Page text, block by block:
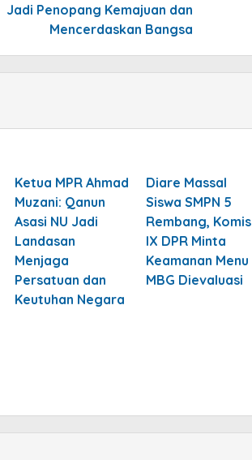
Jadi Penopang Kemajuan dan
Mencerdaskan Bangsa
Ketua MPR Ahmad
Muzani: Qanun
Asasi NU Jadi
Landasan
Menjaga
Persatuan dan
Keutuhan Negara
Diare Massal
Siswa SMPN 5
Rembang,
IX DPR Minta
Keamanan Menu
MBG Dievaluasi